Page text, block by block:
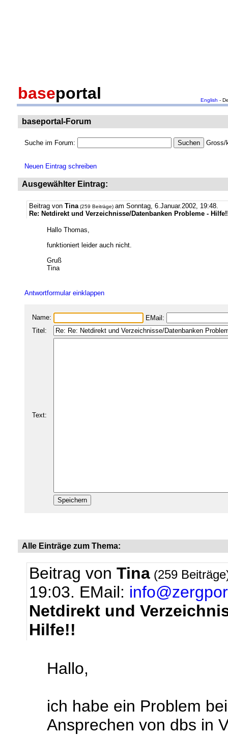
baseportal English -
baseportal-Forum
Suche im Forum: Gross/
Neuen Eintrag schreiben
Ausgewählter Eintrag:
Beitrag von Tina(259 Beiträge) am Sonntag, 6.Januar.2002, 19:48.
Re: Netdirekt und Verzeichnisse/Datenbanken Probleme -
Hallo Thomas,
funktioniert leider auch nicht.
Gruß
Tina
Antwortformular einklappen
Name:
EMail:
Titel:
Text:
Alle Einträge zum Thema:
Beitrag von Tina (259
19:03. EMail:
Netdirekt und
Hilfe!!
Hallo,
ich habe ein Problem
Ansprechen von dbs in